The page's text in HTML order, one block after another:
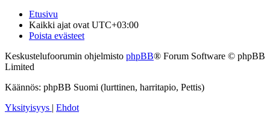
Etusivu
Kaikki ajat ovat UTC+03:00
Poista evästeet
Keskustelufoorumin ohjelmisto phpBB® Forum Software © phpBB
Limited
Käännös: phpBB Suomi (lurttinen, harritapio, Pettis)
Yksityisyys | Ehdot